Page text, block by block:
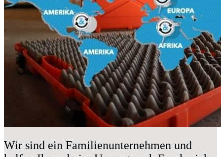
Wir sind ein Familienunternehmen und